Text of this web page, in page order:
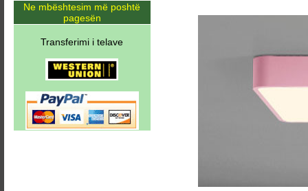
Ne mbështesim më poshtë
pagesën
Transferimi i telave